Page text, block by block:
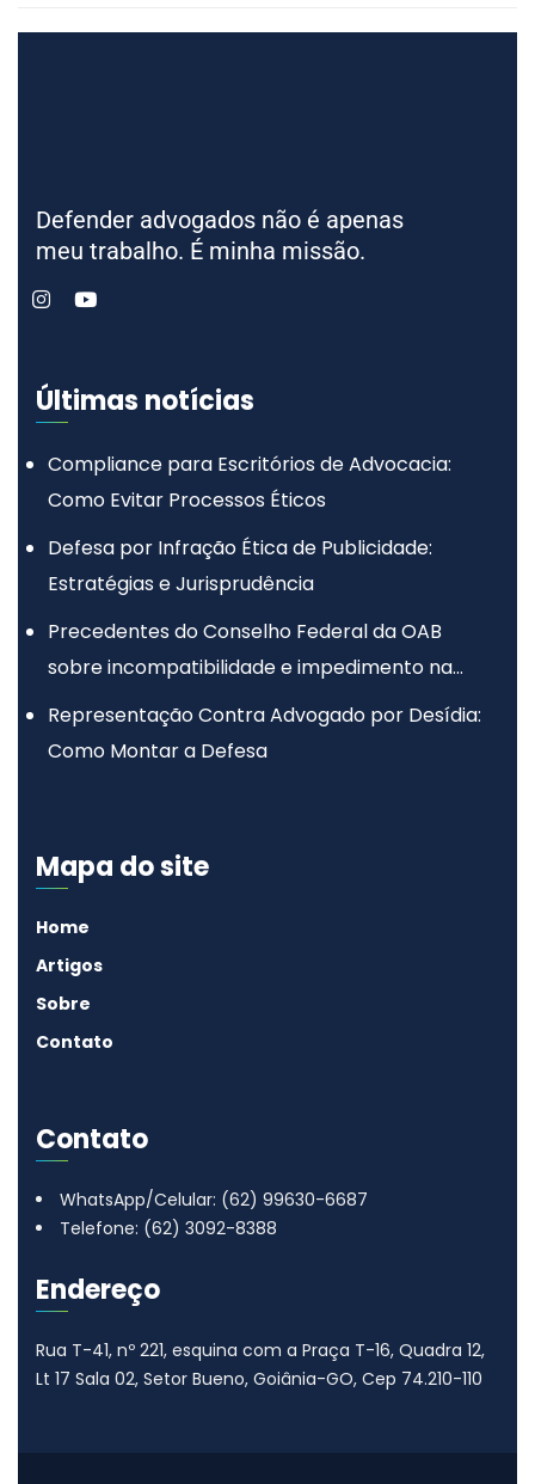
Defender advogados não é apenas
meu trabalho. É minha missão.
Últimas notícias
Compliance para Escritórios de Advocacia:
Como Evitar Processos Éticos
Defesa por Infração Ética de Publicidade:
Estratégias e Jurisprudência
Precedentes do Conselho Federal da OAB
sobre incompatibilidade e impedimento na
advocacia
Representação Contra Advogado por Desídia:
Como Montar a Defesa
Mapa do site
Home
Artigos
Sobre
Contato
Contato
WhatsApp/Celular: (62) 99630-6687
Telefone: (62) 3092-8388
Endereço
Rua T-41, nº 221, esquina com a Praça T-16, Quadra 12,
Lt 17 Sala 02, Setor Bueno, Goiânia-GO, Cep 74.210-110